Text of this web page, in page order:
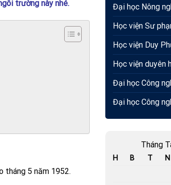
trường này nhé.
tháng 5 năm 1952.
Đại học Nông
Học viện Sư
Học viện Duy
Học viện duyên
Đại học Công
Đại học Công
Tháng
H B T N